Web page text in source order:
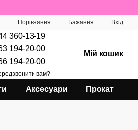
Порівняння Бажання Вхід
360-13-19
194-20-00
194-20-00
вам?
Мій кошик
Аксесуари Прокат